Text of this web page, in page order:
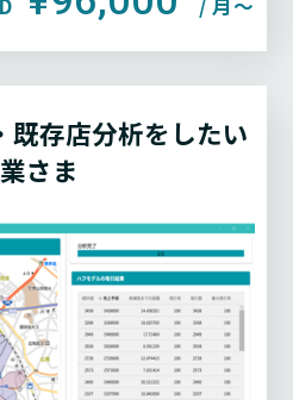
既存店分析をしたい
さま